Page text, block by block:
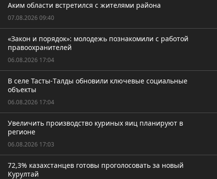
Аким области встретился с жителями района
07.08.2026 09:40
«Закон и порядок»: молодежь познакомили с работой
правоохранителей
06.08.2026 17:04
В селе Тасты-Tалды обновили ключевые социальные
объекты
06.08.2026 17:04
Увеличить производство куриных яиц планируют в
регионе
06.08.2026 17:03
72,3% казахстанцев готовы проголосовать за новый
Курултай